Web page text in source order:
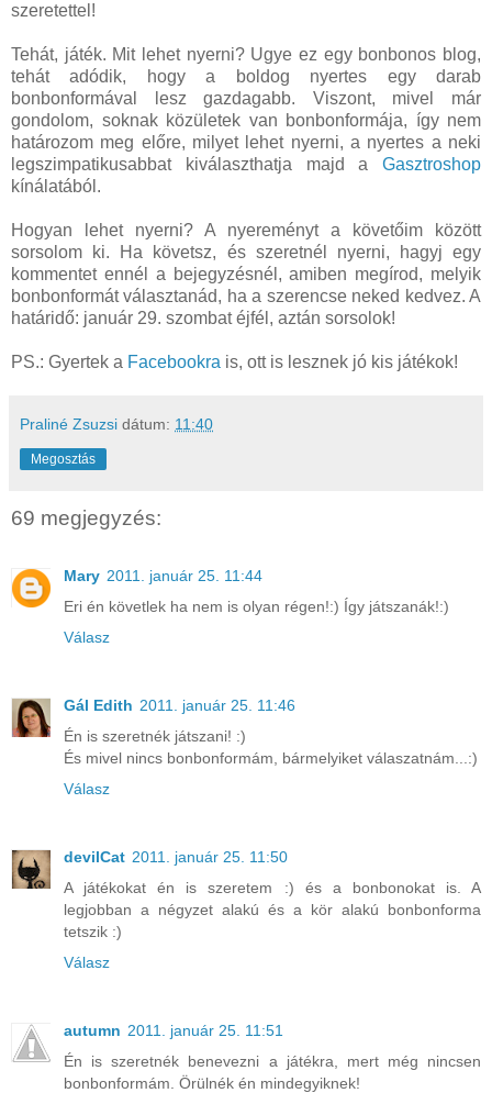
szeretettel!
Tehát, játék. Mit lehet nyerni? Ugye ez egy bonbonos blog,
tehát adódik, hogy a boldog nyertes egy darab
bonbonformával lesz gazdagabb. Viszont, mivel már
gondolom, soknak közületek van bonbonformája, így nem
határozom meg előre, milyet lehet nyerni, a nyertes a neki
legszimpatikusabbat kiválaszthatja majd a Gasztroshop
kínálatából.
Hogyan lehet nyerni? A nyereményt a követőim között
sorsolom ki. Ha követsz, és szeretnél nyerni, hagyj egy
kommentet ennél a bejegyzésnél, amiben megírod, melyik
bonbonformát választanád, ha a szerencse neked kedvez. A
határidő: január 29. szombat éjfél, aztán sorsolok!
PS.: Gyertek a Facebookra is, ott is lesznek jó kis játékok!
Praliné Zsuzsi dátum: 11:40
Megosztás
69 megjegyzés:
Mary 2011. január 25. 11:44
Eri én követlek ha nem is olyan régen!:) Így játszanák!:)
Válasz
Gál Edith 2011. január 25. 11:46
Én is szeretnék játszani! :)
És mivel nincs bonbonformám, bármelyiket válaszatnám...:)
Válasz
devilCat 2011. január 25. 11:50
A játékokat én is szeretem :) és a bonbonokat is. A
legjobban a négyzet alakú és a kör alakú bonbonforma
tetszik :)
Válasz
autumn 2011. január 25. 11:51
Én is szeretnék benevezni a játékra, mert még nincsen
bonbonformám. Örülnék én mindegyiknek!